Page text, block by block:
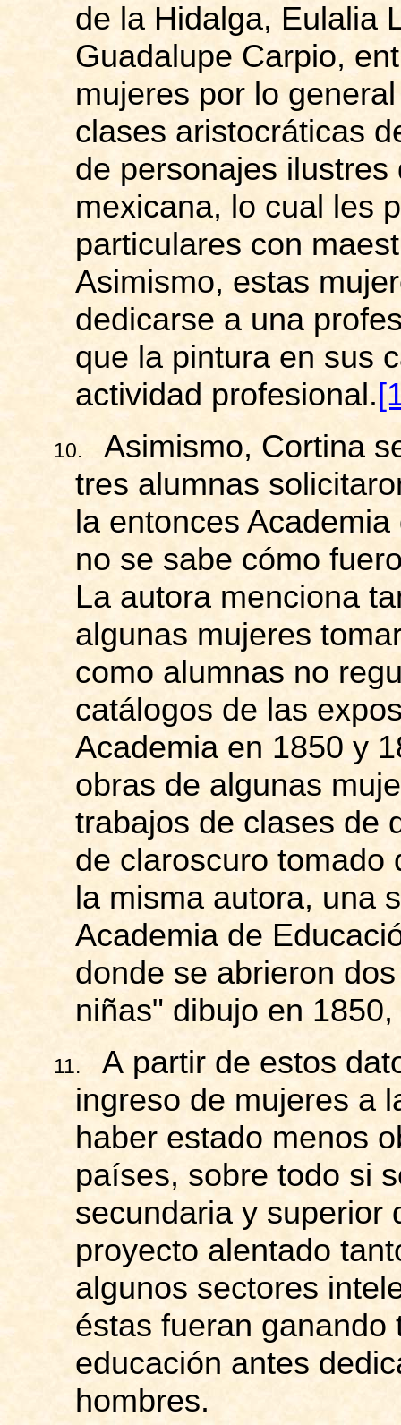
de la Hidalga, Eulalia
Guadalupe Carpio,
mujeres por lo
clases aristocráticas
de personajes
mexicana, lo cual les
particulares con
Asimismo, estas
dedicarse a una
que la pintura en sus
actividad profesional.
10.
Asimismo, Cortina
tres alumnas
la entonces
no se sabe cómo
La autora menciona
algunas mujeres
como alumnas no
catálogos de las
Academia en 1850 y
obras de algunas
trabajos de clases de
de claroscuro tomado
la misma autora, una
Academia de
donde se abrieron
niñas" dibujo en
11.
A partir de estos
ingreso de mujeres a
haber estado menos
países, sobre todo si
secundaria y superior
proyecto alentado
algunos sectores
éstas fueran
educación antes
hombres.